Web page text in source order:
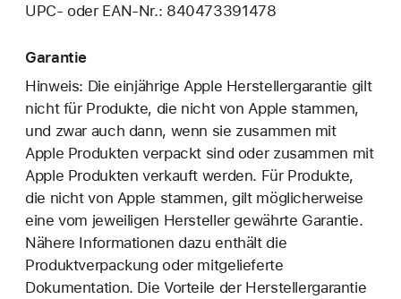
UPC- oder EAN-Nr.: 840473391478
Garantie
Hinweis: Die einjährige Apple Herstellergarantie gilt
nicht für Produkte, die nicht von Apple stammen,
und zwar auch dann, wenn sie zusammen mit
Apple Produkten verpackt sind oder zusammen mit
Apple Produkten verkauft werden. Für Produkte,
die nicht von Apple stammen, gilt möglicherweise
eine vom jeweiligen Hersteller gewährte Garantie.
Nähere Informationen dazu enthält die
Produktverpackung oder mitgelieferte
Dokumentation. Die Vorteile der Herstellergarantie